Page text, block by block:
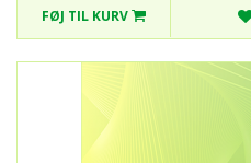
FØJ TIL KURV